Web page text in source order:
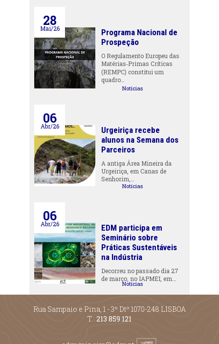
28
Mai/26
Programa Nacional de
Prospeção
O Regulamento Europeu das
Matérias‑Primas Críticas
(REMPC) constitui um
quadro…
Notícias
06
Abr/26
Urgeiriça recebe
alunos na Semana dos
Parceiros
A antiga Área Mineira da
Urgeiriça, em Canas de
Senhorim,…
Notícias
06
Abr/26
EDM participa em
Seminário sobre
Práticas Sustentáveis
na Indústria
Decorreu no passado dia 27
de março, no IAPMEI, em…
Notícias
Rua Sampaio e Pina, 1 - 3º Dtº 1070-248 LISBOA
T.: 213 859 121